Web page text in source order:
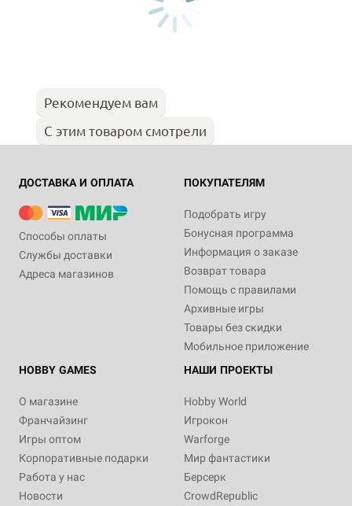
Рекомендуем вам
С этим товаром смотрели
ДОСТАВКА И ОПЛАТА
Способы оплаты
Службы доставки
Адреса магазинов
ПОКУПАТЕЛЯМ
Подобрать игру
Бонусная программа
Информация о заказе
Возврат товара
Помощь с правилами
Архивные игры
Товары без скидки
Мобильное приложение
HOBBY GAMES
О магазине
Франчайзинг
Игры оптом
Корпоративные подарки
Работа у нас
Новости
НАШИ ПРОЕКТЫ
Hobby World
Игрокон
Warforge
Мир фантастики
Берсерк
CrowdRepublic